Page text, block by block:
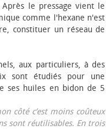
le pressage vient le
comme l'hexane n'est
constituer un réseau de
aux particuliers, à des
sont étudiés pour une
ses huiles en bidon de 5
côté c’est moins coûteux
sont réutilisables. En trois